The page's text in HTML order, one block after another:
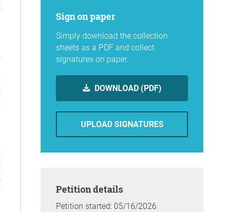
Sign on paper
Simply download the collection
sheets as a PDF and collect
signatures on paper.
DOWNLOAD (PDF)
UPLOAD SIGNATURES
Petition details
Petition started: 05/16/2026